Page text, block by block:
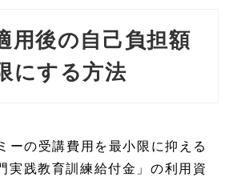
用後の自己負担額
にする方法
ーの受講費用を最小限に抑える
実践教育訓練給付金」の利用資